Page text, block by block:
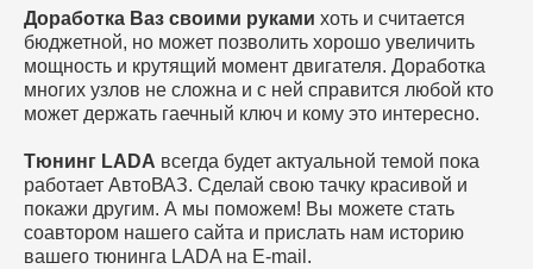
Доработка Ваз своими руками хоть и считается
бюджетной, но может позволить хорошо увеличить
мощность и крутящий момент двигателя. Доработка
многих узлов не сложна и с ней справится любой кто
может держать гаечный ключ и кому это интересно.
Тюнинг LADA всегда будет актуальной темой пока
работает АвтоВАЗ. Сделай свою тачку красивой и
покажи другим. А мы поможем! Вы можете стать
соавтором нашего сайта и прислать нам историю
вашего тюнинга LADA на E-mail.